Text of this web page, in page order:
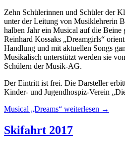
Zehn Schülerinnen und Schüler der
unter der Leitung von Musiklehrerin
halben Jahr ein Musical auf die Beine
Reinhard Kossaks „Dreamgirls“
Handlung und mit aktuellen Songs
Musikalisch unterstützt werden sie
Schülern der Musik-AG.
Der Eintritt ist frei. Die Darsteller
Kinder- und Jugendhospiz-Verein
Musical „Dreams“ weiterlesen →
Skifahrt 2017